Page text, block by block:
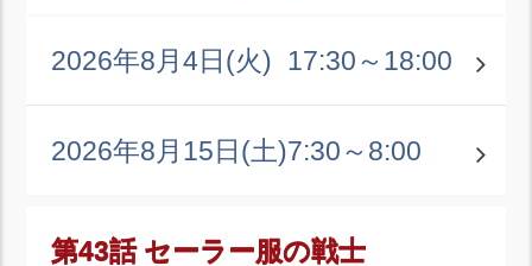
2026年8月4日(火) 17:30～18:00
2026年8月15日(土)7:30～8:00
第43話 セーラー服の戦士